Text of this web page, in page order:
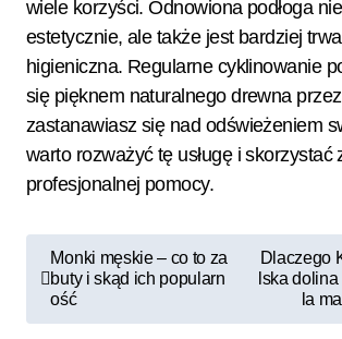
wiele korzyści. Odnowiona podłoga
estetycznie, ale także jest bardziej
higieniczna. Regularne cyklinowanie
się pięknem naturalnego drewna
zastanawiasz się nad odświeżeniem
warto rozważyć tę usługę i skorzystać
profesjonalnej pomocy.
w
Monki męskie – co to za
buty i skąd ich popularn
ość
Dlaczego
lska dolina
la